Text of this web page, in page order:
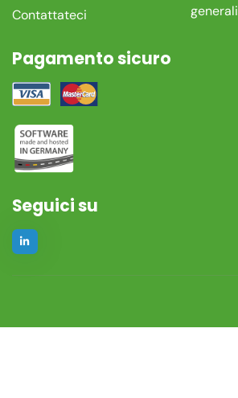
Contattateci
generali
Pagamento sicuro
Seguici su